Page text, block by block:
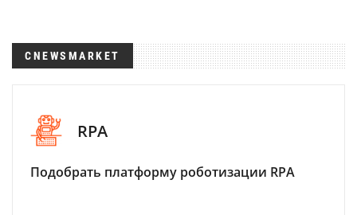
CNEWSMARKET
RPA
Подобрать платформу роботизации RPA